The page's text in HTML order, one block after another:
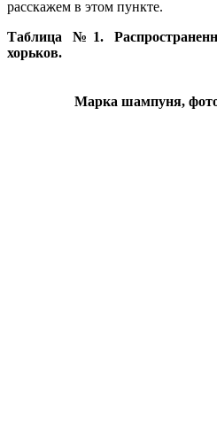
расскажем в этом пункте.
Таблица №1.
хорьков.
Марка шампуня,